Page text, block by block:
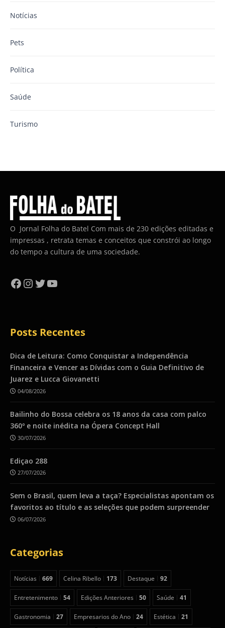
Notícias
Pets
Política
Saúde
Turismo
O Jornal Folha do Batel Com mais de 230 edições editadas e
impressas , retrata temas e conceitos que constrói ao longo
do tempo a cultura de uma sociedade.
Facebook
Instagram
Twitter
YouTube
Posts Recentes
Dica de Leitura: Como Conquistar a Independência
Financeira e Vencer as Dívidas com o Guia Definitivo de
Juarez e Lucca Giovanetti
04/08/2026
Bailinho do Bossa celebra os 18 anos da casa com palco
360º e noite inédita na Ópera Concept Hall
30/07/2026
Ediçao 288
27/07/2026
Sem o Brasil, quem leva a taça? Especialistas apontam os
favoritos ao título e as seleções que podem surpreender
06/07/2026
Categorias
Notícias 669 Celina Ribello 173 Destaque 92
Entretenimento 54 Edições Anteriores 50 Saúde 41
Gastronomia 27 Empresarios do Ano 24 Estética 21